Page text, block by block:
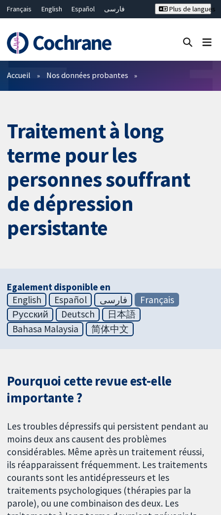
Français English Español
فارسی
Bahasa Malaysia
ไทย
繁體中文
简体中文
Plus de langues
Filtres
Accueil Nos données probantes
Traitement à long
terme pour les
personnes souffrant
de dépression
persistante
Egalement disponible en
English
Español فارسی
Français
Русский
Deutsch
日本語
Bahasa Malaysia
简体中文
Pourquoi cette revue est-elle
importante ?
Les troubles dépressifs qui persistent pendant au
moins deux ans causent des problèmes
considérables. Même après un traitement réussi,
ils réapparaissent fréquemment. Les traitements
courants sont les antidépresseurs et les
traitements psychologiques (thérapies par la
parole), ou une combinaison des deux. Les